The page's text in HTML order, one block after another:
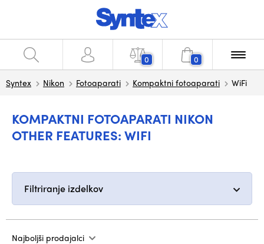
0 0
Syntex Nikon Fotoaparati Kompaktni fotoaparati WiFi
KOMPAKTNI FOTOAPARATI NIKON
OTHER FEATURES: WIFI
Filtriranje izdelkov
Najboljši prodajalci